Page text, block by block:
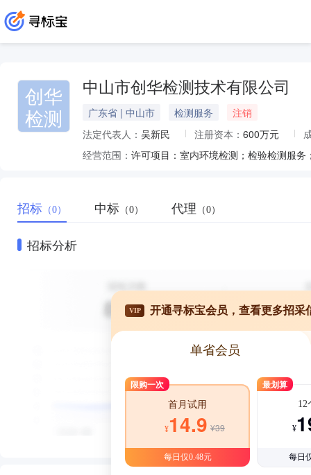
创华
检测
中山市创华检测技术有限公司
广东省 | 中山市 检测服务
注销
法定代表人： 吴新民 注册资本： 600万元
经营范围：
招标 （0） 中标 （0） 代理 （0）
招标分析
VIP 开通寻标宝会员，查看更多招采
单省会员
限购一次
首月试用
¥14.9 ¥39
每日仅0.48元
最划算
12
¥
每日